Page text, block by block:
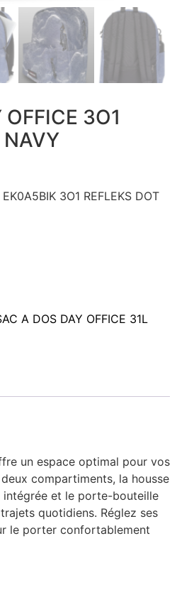
3O1
NAVY
3O1 REFLEKS DOT
A DOS DAY OFFICE 31L
un espace optimal pour vos
compartiments, la housse
et le porte-bouteille
quotidiens. Réglez ses
le porter confortablement